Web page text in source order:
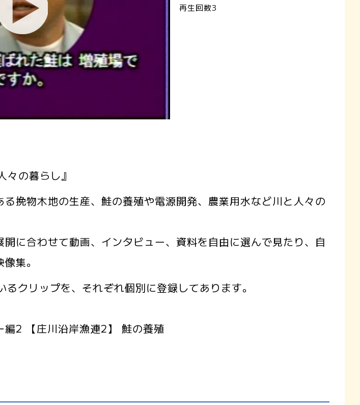
再生回数3
の暮らし』
挽物木地の生産、鮭の養殖や電源開発、農業用水など川と人々の
に合わせて動画、インタビュー、資料を自由に選んで見たり、自
集。
クリップを、それぞれ個別に登録してあります。
2 【庄川沿岸漁連2】 鮭の養殖